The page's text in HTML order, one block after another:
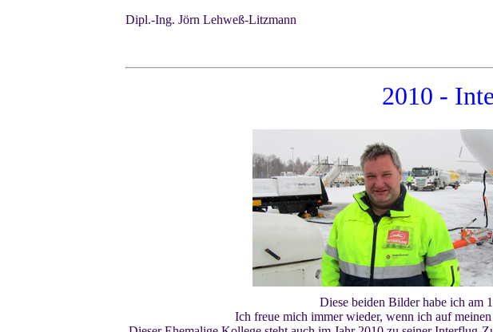
Dipl.-Ing. Jörn Lehweß-Litzmann
2010 -
Diese beiden Bilder habe ich am
Ich freue mich immer wieder, wenn ich auf